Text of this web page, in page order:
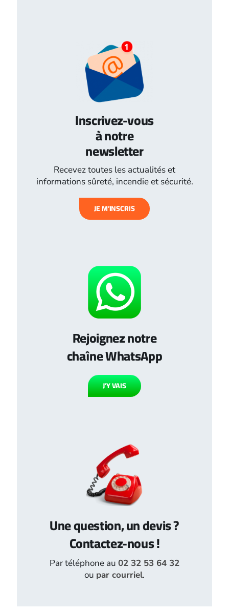
Inscrivez-vous
à notre
newsletter
Recevez toutes les actualités et
informations sûreté, incendie et sécurité.
JE M’INSCRIS
Rejoignez notre
chaîne WhatsApp
J’Y VAIS
Une question, un devis ?
Contactez-nous !
Par téléphone au 02 32 53 64 32
ou par courriel.